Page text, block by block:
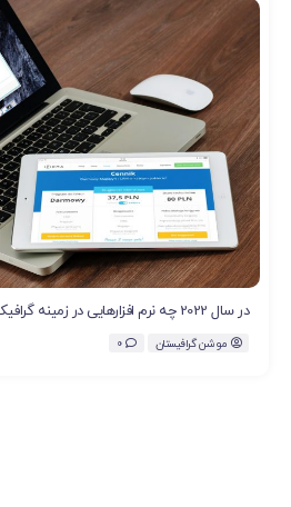
در سال 2022 چه نرم افزارهایی در زمینه گرافیک کا...
موشن گرافیستان 0